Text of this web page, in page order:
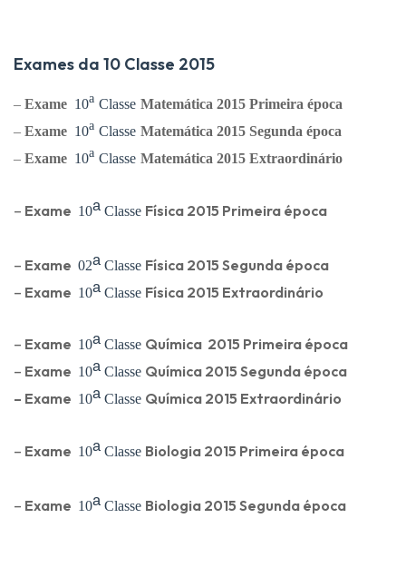
Exames da 10 Classe 2015
– Exame 10ᵃ Classe Matemática 2015 Primeira época
– Exame 10ᵃ Classe Matemática 2015 Segunda época
– Exame 10ᵃ Classe Matemática 2015 Extraordinário
– Exame 10ᵃ Classe Física 2015 Primeira época
– Exame 02ᵃ Classe Física 2015 Segunda época
– Exame 10ᵃ Classe Física 2015 Extraordinário
– Exame 10ᵃ Classe Química 2015 Primeira época
– Exame 10ᵃ Classe Química 2015 Segunda época
– Exame 10ᵃ Classe Química 2015 Extraordinário
– Exame 10ᵃ Classe Biologia 2015 Primeira época
– Exame 10ᵃ Classe Biologia 2015 Segunda época